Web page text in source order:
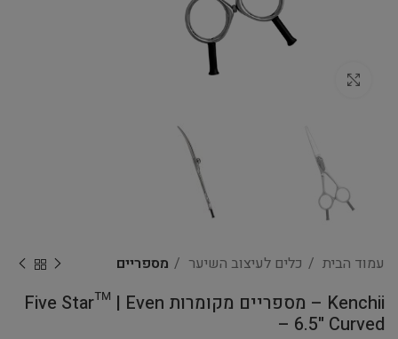
עמוד הבית כלים לעיצוב השיער מספריים
Kenchii – מספריים מקומרות Five Star™ | Even
– 6.5" Curved